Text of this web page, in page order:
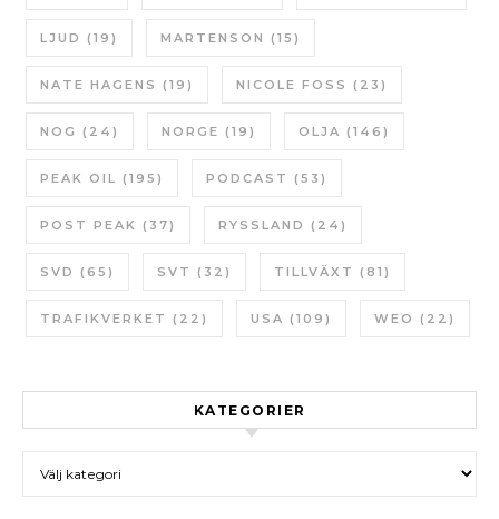
LJUD (19) MARTENSON (15)
NATE HAGENS (19) NICOLE FOSS (23)
NOG (24) NORGE (19) OLJA (146)
PEAK OIL (195) PODCAST (53)
POST PEAK (37) RYSSLAND (24)
SVD (65) SVT (32) TILLVÄXT (81)
TRAFIKVERKET (22) USA (109) WEO (22)
KATEGORIER